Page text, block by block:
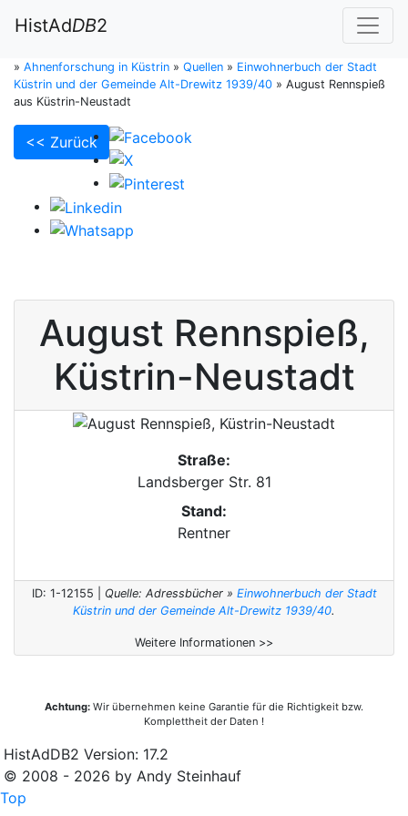
HistAdDB2
» Ahnenforschung in Küstrin » Quellen » Einwohnerbuch der Stadt
Küstrin und der Gemeinde Alt-Drewitz 1939/40 » August Rennspieß
aus Küstrin-Neustadt
<< Zurück
August Rennspieß,
Küstrin-Neustadt
Straße:
Landsberger Str. 81
Stand:
Rentner
ID: 1-12155 | Quelle: Adressbücher » Einwohnerbuch der Stadt
Küstrin und der Gemeinde Alt-Drewitz 1939/40.
Weitere Informationen >>
Achtung: Wir übernehmen keine Garantie für die Richtigkeit bzw.
Komplettheit der Daten !
HistAdDB2 Version: 17.2
© 2008 - 2026 by Andy Steinhauf
Top